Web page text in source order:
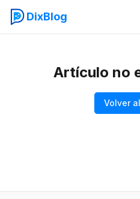
DixBlog
Artículo no
Volver